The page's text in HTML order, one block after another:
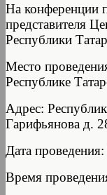
На конференции
представителя
Республики
Место
Республике
Адрес:
Гарифьянова д.
Дата
Время